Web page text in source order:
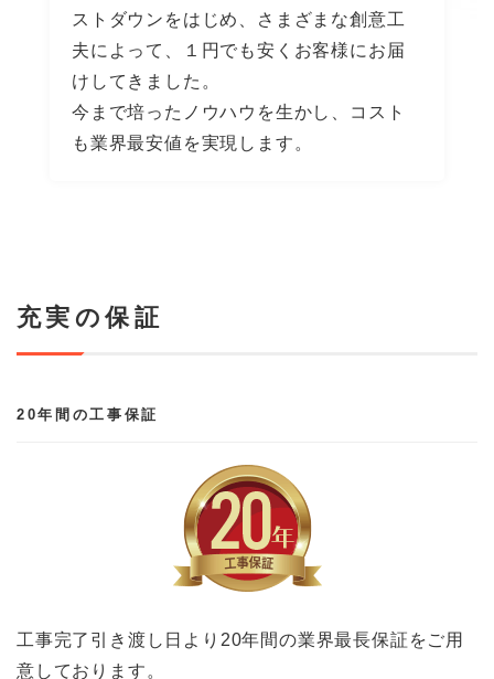
ストダウンをはじめ、さまざまな創意工
夫によって、１円でも安くお客様にお届
けしてきました。
今まで培ったノウハウを生かし、コスト
も業界最安値を実現します。
充実の保証
20年間の工事保証
工事完了引き渡し日より20年間の業界最長保証をご用
意しております。